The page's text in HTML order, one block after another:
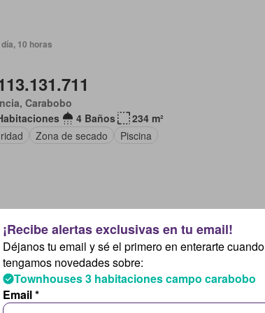
10 horas
Carabobo
4 Baños
234 m²
Zona de secado Piscina
10 horas
De Uchire, Miranda
4 Baños
153 m²
Déjanos tu email y sé el primero en enterarte cuando
tengamos novedades sobre:
Townhouses 3 habitaciones campo carabobo
Email *